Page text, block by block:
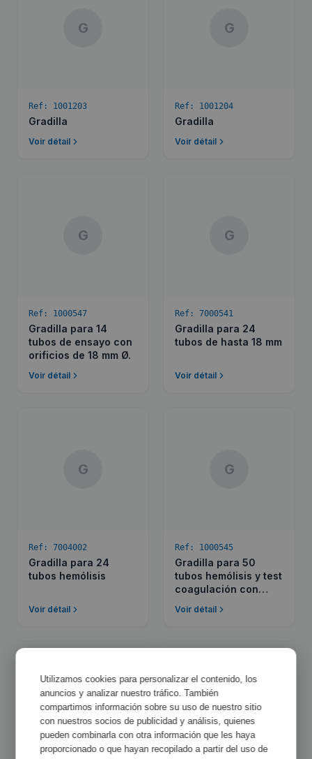
G
Ref: 1001203
Gradilla
Voir détail
G
Ref: 1001204
Gradilla
Voir détail
G
Ref: 1000547
Gradilla para 14
tubos de ensayo con
orificios de 18 mm Ø.
Voir détail
G
Ref: 7000541
Gradilla para 24
tubos de hasta 18 mm
Voir détail
G
Ref: 7004002
Gradilla para 24
tubos hemólisis
Voir détail
G
Ref: 1000545
Gradilla para 50
tubos hemólisis y test
coagulación con
Voir détail
G G
Utilizamos cookies para personalizar el contenido, los
anuncios y analizar nuestro tráfico. También
compartimos información sobre su uso de nuestro sitio
con nuestros socios de publicidad y análisis, quienes
pueden combinarla con otra información que les haya
proporcionado o que hayan recopilado a partir del uso de